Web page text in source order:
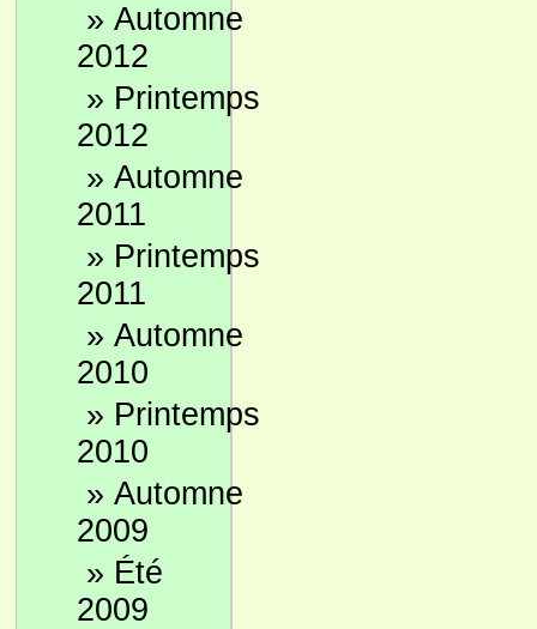
» Automne
2012
» Printemps
2012
» Automne
2011
» Printemps
2011
» Automne
2010
» Printemps
2010
» Automne
2009
» Été
2009